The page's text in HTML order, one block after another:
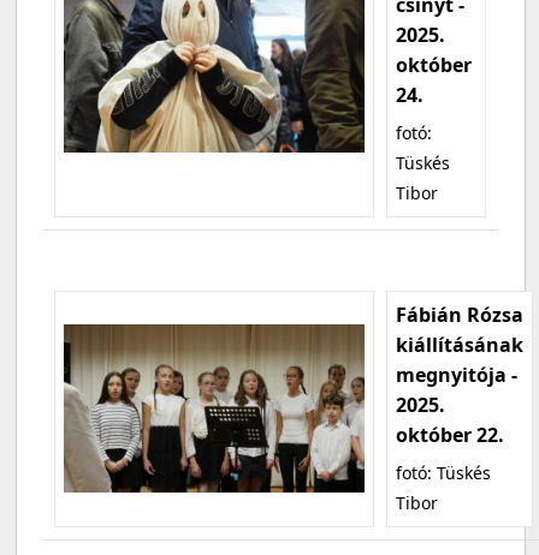
2025.
október
24.
fotó:
Tüskés
Tibor
Fábián Rózsa
kiállításának
megnyitója -
2025.
október 22.
fotó: Tüskés
Tibor